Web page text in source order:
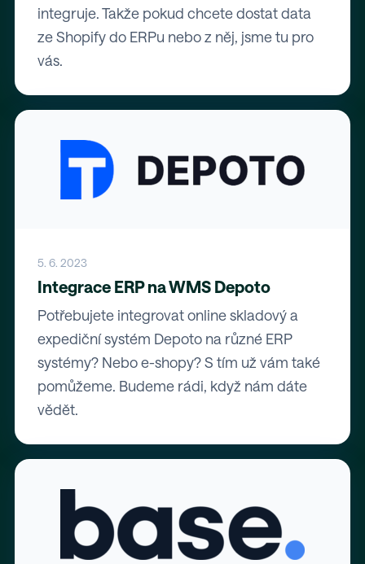
integruje. Takže pokud chcete dostat data
ze Shopify do ERPu nebo z něj, jsme tu pro
vás.
5. 6. 2023
Integrace ERP na WMS Depoto
Potřebujete integrovat online skladový a
expediční systém Depoto na různé ERP
systémy? Nebo e-shopy? S tím už vám také
pomůžeme. Budeme rádi, když nám dáte
vědět.